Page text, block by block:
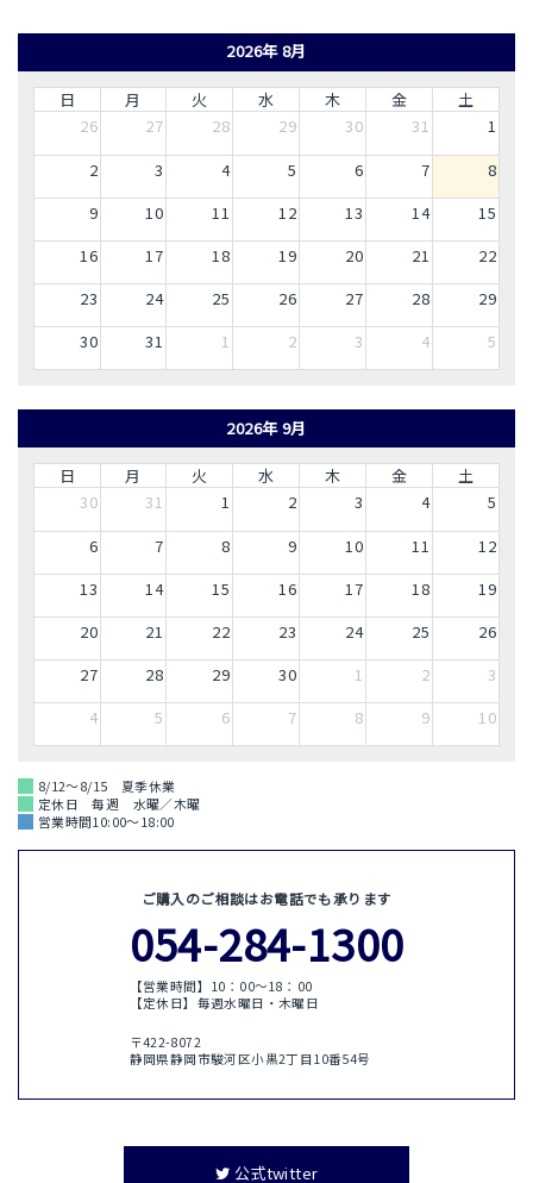
2026年 8月
日 月 火 水 木 金
土
26
27 28 29 30 31
1
2
3 4 5 6 7
8
9
10 11 12 13 14
15
16
17 18 19 20 21
22
23
24 25 26 27 28
29
30
31 1 2 3 4 5
2026年 9月
日 月 火 水 木 金
土
30
31 1 2 3 4
5
6
7 8 9 10 11
12
13
14 15 16 17 18
19
20
21 22 23 24 25
26
27
28 29 30 1 2
3
4
5 6 7 8 9 10
8/12～8/15 夏季休業
定休日 毎週 水曜／木曜
営業時間10:00～18:00
ご購入のご相談はお電話でも承ります
054-284-1300
【営業時間】10：00〜18：00
【定休日】毎週水曜日・木曜日
〒422-8072
静岡県静岡市駿河区小黒2丁目10番54号
公式twitter